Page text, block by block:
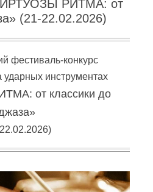
РИТМА: от
(21-22.02.2026)
фестиваль-конкурс
ударных инструментах
от классики до